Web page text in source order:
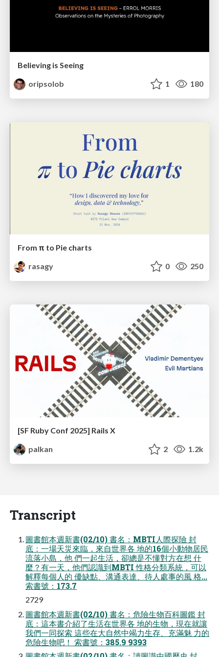
Believing is Seeing
oripsolob
1 180
From π to Pie charts
rasagy
0 250
[SF Ruby Conf 2025] Rails X
palkan
2 1.2k
Transcript
圖書館本週新書(02/10) 書名：MBTI人際探險 封
底：一場天災來臨，來自世界各 地的16個小動物居民
流落小島，他 們一起生活，卻總是不懂對方在想 什
麼？有一天，他們認識到MBTI 性格分類系統，可以
解釋每個人的 優缺點、溝通表達、待人處事的風 格...
索書號：173.7
2729
圖書館本週新書(02/10) 書名：危險生物百科圖鑑 封
底：這本書介紹了生活在世界各 地的生物，現在就讓
我們一同探索 這些在大自然中竭力生存、充滿魅 力的
危險生物吧！ 索書號：385.9 9393